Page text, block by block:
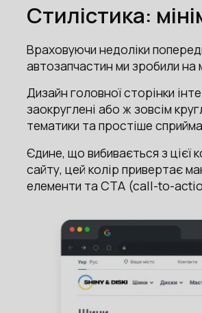
Стилістика:
Враховуючи недоліки
автозапчастин ми зробили на
Дизайн головної сторінки
заокруглені або ж зовсім
тематики та простіше
Єдине, що вибивається з цієї
сайту, цей колір привертає
елементи та CTA (call-to-